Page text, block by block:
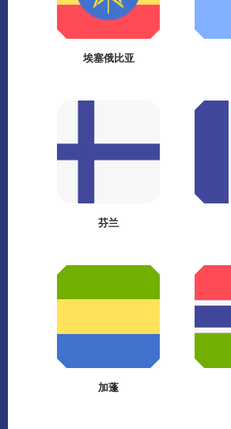
埃塞俄比亚
芬兰
加蓬